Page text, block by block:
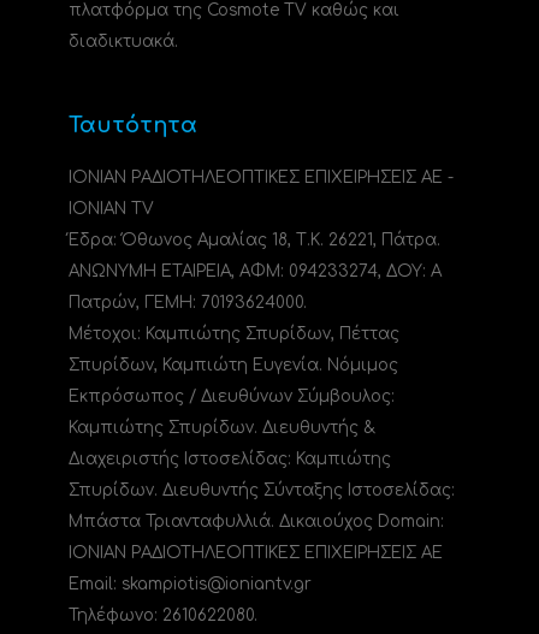
πλατφόρμα της Cosmote TV καθώς και
διαδικτυακά.
Ταυτότητα
ΙΟΝΙΑΝ ΡΑΔΙΟΤΗΛΕΟΠΤΙΚΕΣ ΕΠΙΧΕΙΡΗΣΕΙΣ ΑΕ -
IONIAN TV
Έδρα: Όθωνος Αμαλίας 18, Τ.Κ. 26221, Πάτρα.
ΑΝΩΝΥΜΗ ΕΤΑΙΡΕΙΑ, ΑΦΜ: 094233274, ΔΟΥ: A
Πατρών, ΓΕΜΗ: 70193624000.
Μέτοχοι: Καμπιώτης Σπυρίδων, Πέττας
Σπυρίδων, Καμπιώτη Ευγενία. Νόμιμος
Εκπρόσωπος / Διευθύνων Σύμβουλος:
Καμπιώτης Σπυρίδων. Διευθυντής &
Διαχειριστής Ιστοσελίδας: Καμπιώτης
Σπυρίδων. Διευθυντής Σύνταξης Ιστοσελίδας:
Μπάστα Τριανταφυλλιά. Δικαιούχος Domain:
ΙΟΝΙΑΝ ΡΑΔΙΟΤΗΛΕΟΠΤΙΚΕΣ ΕΠΙΧΕΙΡΗΣΕΙΣ ΑΕ
Email: skampiotis@ioniantv.gr
Τηλέφωνο: 2610622080.